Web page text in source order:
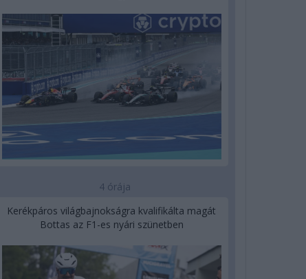
4 órája
Kerékpáros világbajnokságra kvalifikálta magát
Bottas az F1-es nyári szünetben